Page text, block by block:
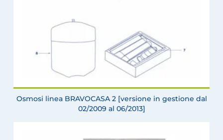
Osmosi linea BRAVOCASA 2 [versione in gestione dal
02/2009 al 06/2013]